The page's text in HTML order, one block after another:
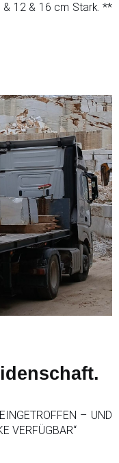
12 & 16 cm Stark. **
– UND
VERFÜGBAR“